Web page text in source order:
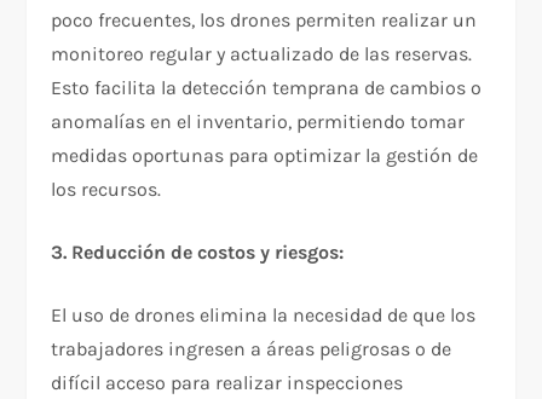
poco frecuentes, los drones permiten realizar un
monitoreo regular y actualizado de las reservas.
Esto facilita la detección temprana de cambios o
anomalías en el inventario, permitiendo tomar
medidas oportunas para optimizar la gestión de
los recursos.
3. Reducción de costos y riesgos:
El uso de drones elimina la necesidad de que los
trabajadores ingresen a áreas peligrosas o de
difícil acceso para realizar inspecciones